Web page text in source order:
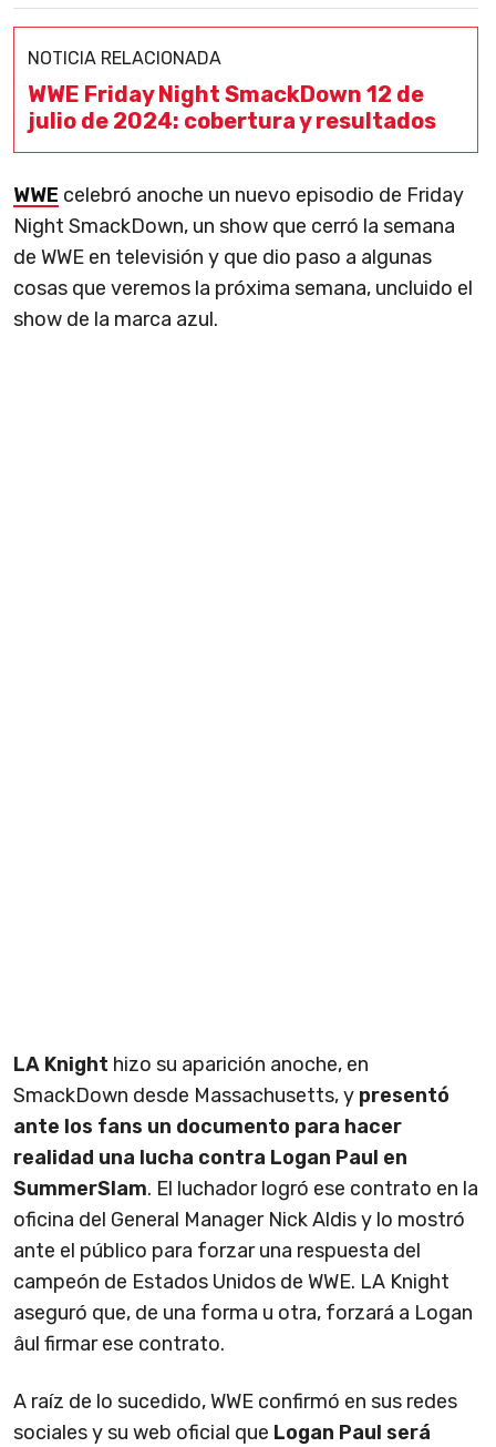
NOTICIA RELACIONADA
WWE Friday Night SmackDown 12 de
julio de 2024: cobertura y resultados
WWE celebró anoche un nuevo episodio de Friday
Night SmackDown, un show que cerró la semana
de WWE en televisión y que dio paso a algunas
cosas que veremos la próxima semana, uncluido el
show de la marca azul.
LA Knight hizo su aparición anoche, en
SmackDown desde Massachusetts, y presentó
ante los fans un documento para hacer
realidad una lucha contra Logan Paul en
SummerSlam. El luchador logró ese contrato en la
oficina del General Manager Nick Aldis y lo mostró
ante el público para forzar una respuesta del
campeón de Estados Unidos de WWE. LA Knight
aseguró que, de una forma u otra, forzará a Logan
âul firmar ese contrato.
A raíz de lo sucedido, WWE confirmó en sus redes
sociales y su web oficial que Logan Paul será